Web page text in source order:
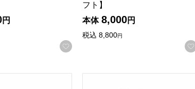
円
お気に入りに登録する
フト】
本体 8,000円
税込 8,800円